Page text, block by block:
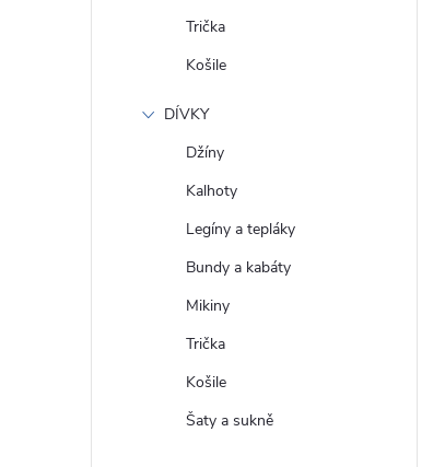
Trička
Košile
DÍVKY
Džíny
Kalhoty
Legíny a tepláky
Bundy a kabáty
Mikiny
Trička
Košile
Šaty a sukně